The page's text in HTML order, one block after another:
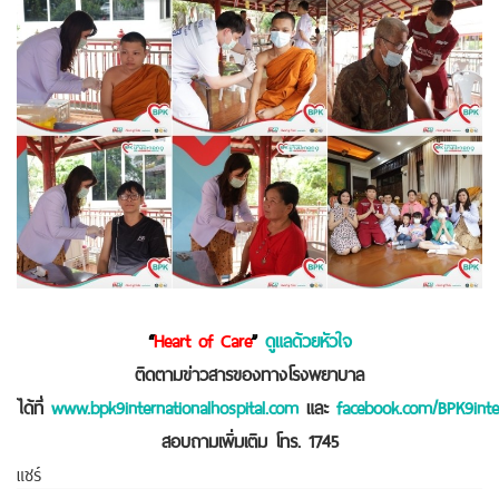
“Heart of Care” ดูแลด้วยหัวใจ
ติดตามข่าวสารของทางโรงพยาบาล
ได้ที่ www.bpk9internationalhospital.comและ facebook.com/
สอบถามเพิ่มเติม โทร. 1745
แชร์